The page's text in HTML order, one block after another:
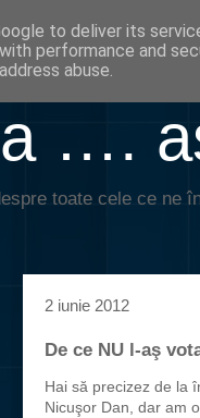
….
toate cele ce ne
2 iunie 2012
De ce NU l-aş
Hai să precizez de la
Nicuşor Dan, dar am
to deliver its
performance and
abuse.